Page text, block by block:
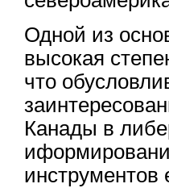
Одной из
высокая
что
Канады в
инструментов